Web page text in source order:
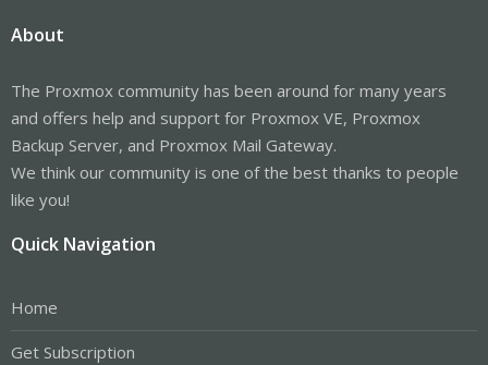
About
The Proxmox community has been around for many years
and offers help and support for Proxmox VE, Proxmox
Backup Server, and Proxmox Mail Gateway.
We think our community is one of the best thanks to people
like you!
Quick Navigation
Home
Get Subscription